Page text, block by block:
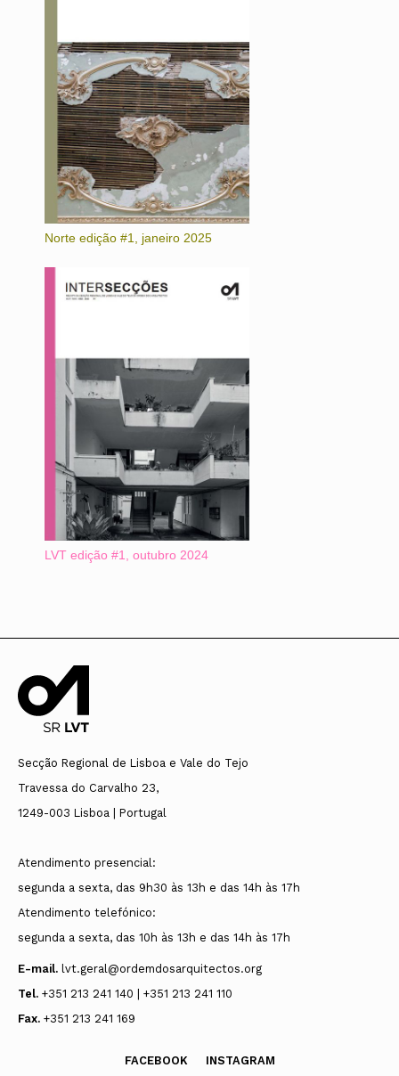
Norte edição #1, janeiro 2025
LVT edição #1, outubro 2024
Secção Regional de Lisboa e Vale do Tejo
Travessa do Carvalho 23,
1249-003 Lisboa | Portugal
Atendimento presencial:
segunda a sexta, das 9h30 às 13h e das 14h às 17h
Atendimento telefónico:
segunda a sexta, das 10h às 13h e das 14h às 17h
E-mail. lvt.geral@ordemdosarquitectos.org
Tel. +351 213 241 140 | +351 213 241 110
Fax. +351 213 241 169
FACEBOOK INSTAGRAM